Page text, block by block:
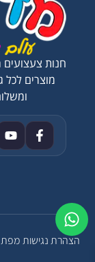
הצהרת נגישות
חנות צעצועים
מוצרים לכל